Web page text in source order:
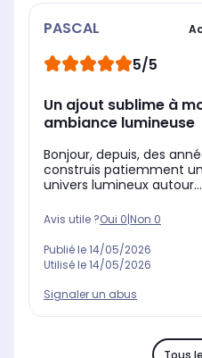
PASCAL
5/5
Un ajout sublime à
ambiance lumineuse
Bonjour, depuis, des
construis patiemment
univers lumineux autour...
Avis utile ?Oui 0|Non 0
Publié le14/05/2026
Utilisé le14/05/2026
Signaler un abus
Tous